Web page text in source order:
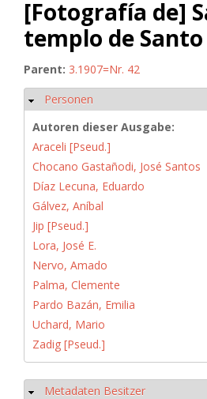
[Fotografía de]
templo de
Parent: 3.1907=Nr. 42
Hide
Personen
Autoren dieser Ausgabe:
Araceli [Pseud.]
Chocano Gastañodi, José Santos
Díaz Lecuna, Eduardo
Gálvez, Aníbal
Jip [Pseud.]
Lora, José E.
Nervo, Amado
Palma, Clemente
Pardo Bazán, Emilia
Uchard, Mario
Zadig [Pseud.]
Hide
Metadaten Besitzer